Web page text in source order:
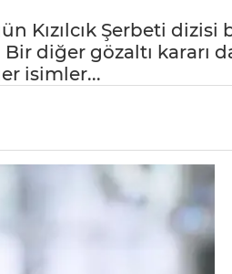
Kızılcık Şerbeti dizisi
diğer gözaltı kararı
isimler...